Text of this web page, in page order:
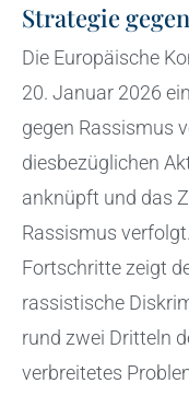
Strategie
Die Europäische
20. Januar 2026
gegen Rassismus
diesbezüglichen
anknüpft und das
Rassismus
Fortschritte zeigt
rassistische
rund zwei Dritteln
verbreitetes